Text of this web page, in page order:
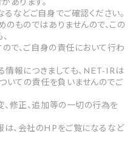
あります。
などご自身でご確認ください。
のものではありませんので、この
で、ご自身の責任において行わ
情報につきましても、NET-IRは
いての責任を負いませんのでご
、修正、追加等の一切の行為を
、会社のHPをご覧になるなど